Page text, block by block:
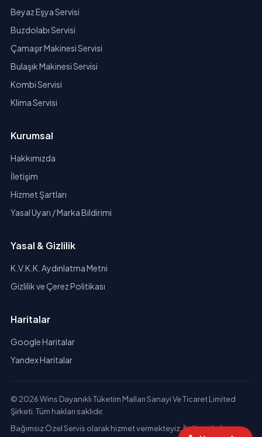
Beyaz Eşya Servisi
Buzdolabı Servisi
Çamaşır Makinesi Servisi
Bulaşık Makinesi Servisi
Kombi Servisi
Klima Servisi
Kurumsal
Hakkımızda
İletişim
Hizmet Şartları
Yasal Uyarı / Marka Bildirimi
Yasal & Gizlilik
K.V.K.K. Aydınlatma Metni
Gizlilik ve Çerez Politikası
Haritalar
Google Haritalar
Yandex Haritalar
© 2026 Wins Dayanıklı Tüketim Malları Sanayi Ve Ticaret Limited
Şirketi. Tüm hakları saklıdır.
Bağımsız Özel Servis olarak hizmet vermekteyiz. İlgili markaların